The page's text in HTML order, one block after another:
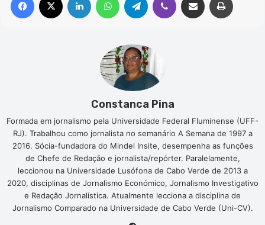
Constanca Pina
Formada em jornalismo pela Universidade Federal Fluminense (UFF-
RJ). Trabalhou como jornalista no semanário A Semana de 1997 a
2016. Sócia-fundadora do Mindel Insite, desempenha as funções
de Chefe de Redação e jornalista/repórter. Paralelamente,
leccionou na Universidade Lusófona de Cabo Verde de 2013 a
2020, disciplinas de Jornalismo Económico, Jornalismo Investigativo
e Redação Jornalística. Atualmente lecciona a disciplina de
Jornalismo Comparado na Universidade de Cabo Verde (Uni-CV).